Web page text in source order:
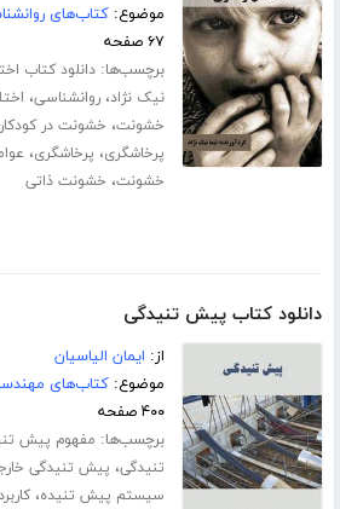
موضوع:کتاب‌های
۶۷ صفحه
برچسب‌ها:دانلود کتاب
نیک نژاد،روانشناسی،
خشونت، خشونت در
پرخاشگری، پرخاشگری،
خشونت، خشونت ذاتی
دانلود کتاب پیش تنیدگی
از: ایمان الیاسیان
موضوع:کتاب‌های
۴۰۰ صفحه
برچسب‌ها: مفهوم پیش
تنیدگی، پیش تنیدگی
سیستم پیش تنیده،